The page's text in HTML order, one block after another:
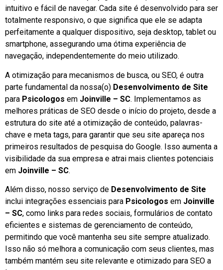
intuitivo e fácil de navegar. Cada site é desenvolvido para ser
totalmente responsivo, o que significa que ele se adapta
perfeitamente a qualquer dispositivo, seja desktop, tablet ou
smartphone, assegurando uma ótima experiência de
navegação, independentemente do meio utilizado.
A otimização para mecanismos de busca, ou SEO, é outra
parte fundamental da nossa(o) Desenvolvimento de Site
para Psicologos em Joinville – SC. Implementamos as
melhores práticas de SEO desde o início do projeto, desde a
estrutura do site até a otimização de conteúdo, palavras-
chave e meta tags, para garantir que seu site apareça nos
primeiros resultados de pesquisa do Google. Isso aumenta a
visibilidade da sua empresa e atrai mais clientes potenciais
em Joinville – SC.
Além disso, nosso serviço de Desenvolvimento de Site
inclui integrações essenciais para Psicologos em Joinville
– SC, como links para redes sociais, formulários de contato
eficientes e sistemas de gerenciamento de conteúdo,
permitindo que você mantenha seu site sempre atualizado.
Isso não só melhora a comunicação com seus clientes, mas
também mantém seu site relevante e otimizado para SEO a